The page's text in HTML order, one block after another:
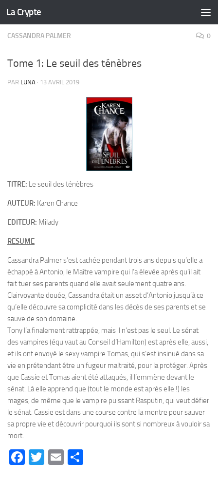
Skip to content
La Crypte
CASSANDRA PALMER 0
Tome 1: Le seuil des ténèbres
PAR LUNA · 13 AVRIL 2019
TITRE: Le seuil des ténèbres
AUTEUR: Karen Chance
EDITEUR: Milady
RESUME
Cassandra Palmer s’est cachée pendant trois ans depuis qu’elle a
échappé à Antonio, le Maître vampire qui l’a élevée après qu’il ait
fait tuer ses parents quand elle avait seulement quatre ans.
Clairvoyante douée, Cassandra était un asset d’Antonio jusqu’à ce
qu’elle découvre sa complicité dans les décès de ses parents et se
sauve de son domaine.
Tony l’a finalement rattrappée, mais il n’est pas le seul. Le sénat
des vampires (équivaut au Conseil d’Hamilton) est après elle, aussi,
et ils ont envoyé le sexy vampire Tomas, qui s’est insinué dans sa
vie en prétendant être un fugeur maltraité, pour la protéger. Après
que Cassie et Tomas aient été attaqués, il l’emmène devant le
sénat. Là elle apprend que (tout le monde est après elle !) les
mages, de même que le vampire puissant Rasputin, qui veut défier
le sénat. Cassie est dans une course contre la montre pour sauver
sa propre vie et découvrir pourquoi ils sont si nombreux à vouloir sa
mort.
Facebook
Twitter
Email